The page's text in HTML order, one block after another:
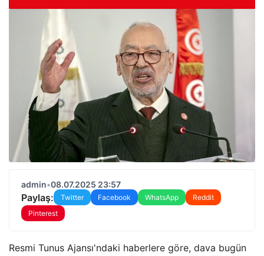
admin•08.07.2025 23:57
Paylaş: Twitter Facebook WhatsApp
Reddit
Pinterest
Resmi Tunus Ajansı'ndaki haberlere göre, dava bugün